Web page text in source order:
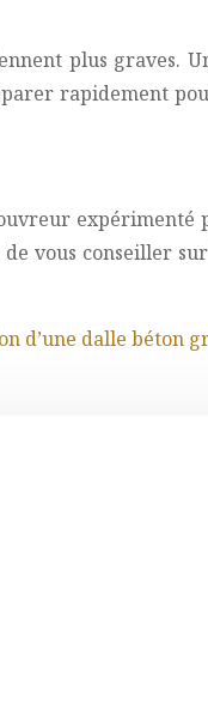
plus graves.
rapidement
expérimenté
vous conseiller
d’une dalle béton